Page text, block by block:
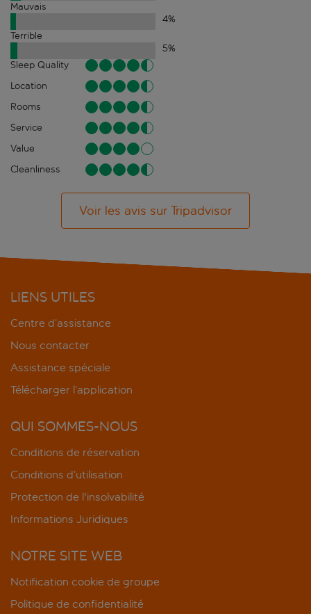
Mauvais
4%
Terrible
5%
Sleep Quality
Location
Rooms
Service
Value
Cleanliness
Voir les avis sur Tripadvisor
LIENS UTILES
Centre d’assistance
Nous contacter
Assistance spéciale
Télécharger l’application
QUI SOMMES-NOUS
Conditions de réservation
Conditions d’utilisation
Protection de l'insolvabilité
Informations Juridiques
NOTRE SITE WEB
Notification cookie de groupe
Politique de confidentialité